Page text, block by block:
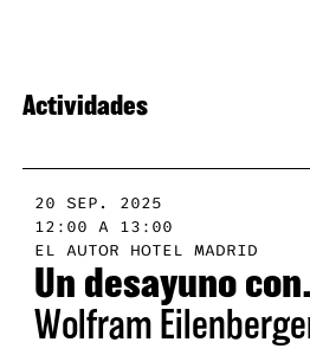
Actividades
20 SEP. 2025
12:00 A 13:00
EL AUTOR HOTEL MADRID
Un desayuno
Wolfram